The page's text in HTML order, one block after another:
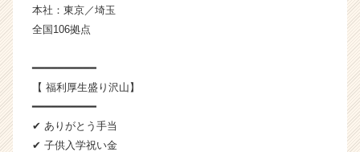
本社：東京／埼玉
全国106拠点
━━━━━━━━━━
【 福利厚生盛り沢山】
━━━━━━━━━━
✔ ありがとう手当
✔ 子供入学祝い金